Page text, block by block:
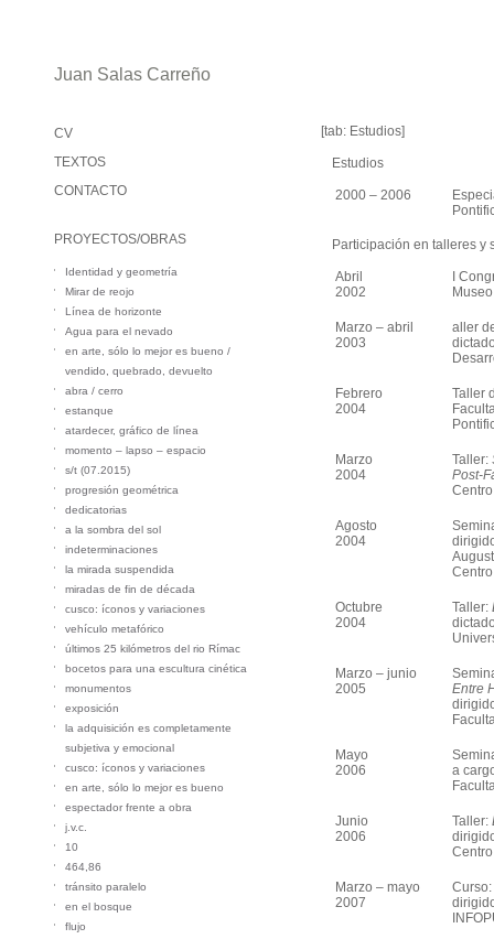
Juan Salas Carreño
CV
TEXTOS
CONTACTO
PROYECTOS/OBRAS
Identidad y geometría
Mirar de reojo
Línea de horizonte
Agua para el nevado
en arte, sólo lo mejor es bueno /
vendido, quebrado, devuelto
abra / cerro
estanque
atardecer, gráfico de línea
momento – lapso – espacio
s/t (07.2015)
progresión geométrica
dedicatorias
a la sombra del sol
indeterminaciones
la mirada suspendida
miradas de fin de década
cusco: íconos y variaciones
vehículo metafórico
últimos 25 kilómetros del rio Rímac
bocetos para una escultura cinética
monumentos
exposición
la adquisición es completamente
subjetiva y emocional
cusco: íconos y variaciones
en arte, sólo lo mejor es bueno
espectador frente a obra
j.v.c.
10
464,86
tránsito paralelo
en el bosque
flujo
[tab: Estudios]
Estudios
2000 – 2006
Participación en talleres y
Abril
2002
I
Marzo – abril
2003
aller
Febrero
2004
Taller
Marzo
2004
Taller:
Post-
Agosto
2004
Octubre
2004
Taller:
Marzo – junio
2005
Entre
Mayo
2006
a
Junio
2006
Taller:
Marzo – mayo
2007